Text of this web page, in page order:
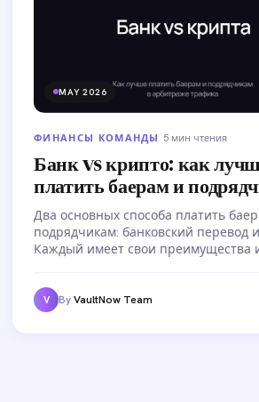
MAY 2026
ФИНАНСЫ КОМАНДЫ · 5 мин чтения
Банк vs крипто: как
платить баерам и
арбитраже трафика
Два основных способа платить
подрядчикам: банковский перевод и
Каждый имеет свои преимущества
для арбитражных команд.
V ByVaultNow Team